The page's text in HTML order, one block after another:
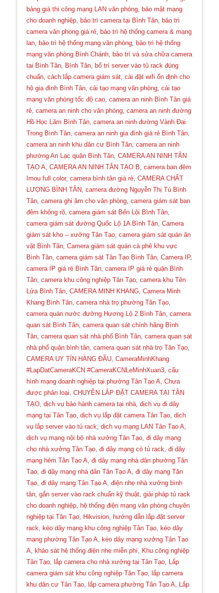
🌼
bảng giá thi công mạng LAN văn phòng, bảo mật mạng
cho doanh nghiệp, bảo trì camera tại Bình Tân, bảo trì
camera văn phòng giá rẻ, bảo trì hệ thống camera & mạng
lan, bảo trì hệ thống mạng văn phòng, bảo trì hệ thống
mạng văn phòng Bình Chánh, bảo trì và sửa chữa camera
tại Bình Tân, Bình Tân, bố trí server vào tủ rack đúng
chuẩn,cách lắp camera giám sát,cài đặt wifi ổn định cho
hộ gia đình Bình Tân,cải tạo mạng văn phòng,cải tạo
mạng văn phòng tốc độ cao,camera an ninh Bình Tân giá
rẻ,camera an ninh cho văn phòng,camera an ninh đường
Hồ Học Lãm Bình Tân,camera an ninh đường Vành Đai
Trong Bình Tân,camera an ninh gia đình giá rẻ Bình Tân,
camera an ninh khu dân cư Bình Tân,camera an ninh
phường An Lạc quận Bình Tân,CAMERA AN NINH TÂN
TẠO A,CAMERA AN NINH TÂN TẠO B,camera ban đêm
Imou full color,camera bình tân giá rẻ,CAMERA CHẤT
LƯỢNG BÌNH TÂN,camera đường Nguyễn Thị Tú Bình
Tân,camera ghi âm cho văn phòng,camera giám sát ban
đêm không rõ,camera giám sát Bến Lội Bình Tân,
camera giám sát đường Quốc Lộ 1A Bình Tân,Camera
giám sát kho – xưởng Tân Tạo,camera giám sát quán ăn
vặt Bình Tân,Camera giám sát quán cà phê khu vực
Bình Tân,camera giám sát Tân Tạo Bình Tân,Camera IP,
camera IP giá rẻ Bình Tân,camera IP giá rẻ quận Bình
Tân,camera khu công nghiệp Tân Tạo,camera khu Tên
Lửa Bình Tân,CAMERA MINH KHANG,Camera Minh
Khang Bình Tân,camera nhà trọ phường Tân Tạo,
camera quán nước đường Hương Lộ 2 Bình Tân,camera
quan sát Bình Tân,camera quan sát chính hãng Bình
Tân,camera quan sát nhà phố Bình Tân,camera quan sát
nhà phố quận bình tân,camera quan sát nhà trọ Tân Tạo,
CAMERA UY TÍN HÀNG ĐẦU,CameraMinhKhang
#LapDatCameraKCN #CameraKCNLeMinhXuan3,cấu
hình mạng doanh nghiệp tại phường Tân Tạo A,Chưa
được phân loại,CHUYÊN LẮP ĐẶT CAMERA TẠI TÂN
TẠO,dịch vụ bảo hành camera tại nhà,dịch vụ đi dây
mạng tại Tân Tạo,dịch vụ lắp đặt camera Tân Tạo,dịch
vụ lắp server vào tủ rack,dịch vụ mạng LAN Tân Tạo A,
dịch vụ mạng nội bộ nhà xưởng Tân Tạo,đi dây mạng
cho nhà xưởng Tân Tạo,đi dây mạng có tủ rack,đi dây
mạng hẻm Tân Tạo A,đi dây mạng nhà dân phường Tân
Tạo,đi dây mạng nhà dân Tân Tạo A,đi dây mạng Tân
Tạo,đi dây mạng Tân Tạo A,điện nhẹ nhà xưởng bình
tân,gắn server vào rack chuẩn kỹ thuật,giải pháp tủ rack
cho doanh nghiệp, hệ thống điện mạng văn phòng chuyên
nghiệp tại Tân Tạo, Hikvision, hướng dẫn lắp đặt server
rack, kéo dây mạng khu công nghiệp Tân Tạo, kéo dây
mạng phường Tân Tạo A, kéo dây mạng xưởng Tân Tạo
A, khảo sát hệ thống điện nhẹ miễn phí, Khu công nghiệp
Tân Tạo, lắp camera cho nhà xưởng tại Tân Tạo, Lắp
camera giám sát khu công nghiệp Tân Tạo, lắp camera
khu dân cư Tân Tạo, lắp camera phường Tân Tạo A, Lắp